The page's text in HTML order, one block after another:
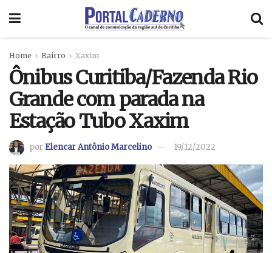
Home Bairro Xaxim
Ônibus Curitiba/Fazenda Rio
Grande com parada na
Estação Tubo Xaxim
por Elencar Antônio Marcelino 19/12/2022